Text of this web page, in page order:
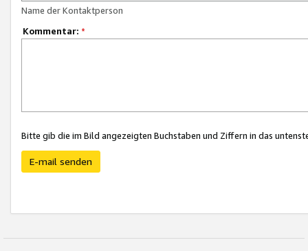
Name der Kontaktperson
Kommentar: *
Bitte gib die im Bild angezeigten Buchstaben und Ziffern in das
E-mail senden